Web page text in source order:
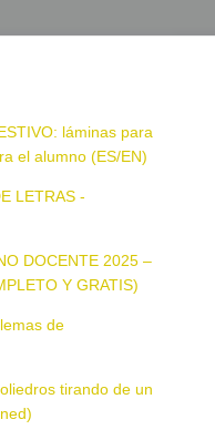
láminas para
el alumno (ES/EN)
LETRAS -
DOCENTE 2025 –
Y GRATIS)
de
tirando de un